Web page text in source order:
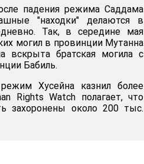
падения режима Саддама
"находки" делаются в
Так, в середине мая
могил в провинции Мутанна
вскрыта братская могила с
Бабиль.
Хусейна казнил более
Rights Watch полагает, что
захоронены около 200 тыс.